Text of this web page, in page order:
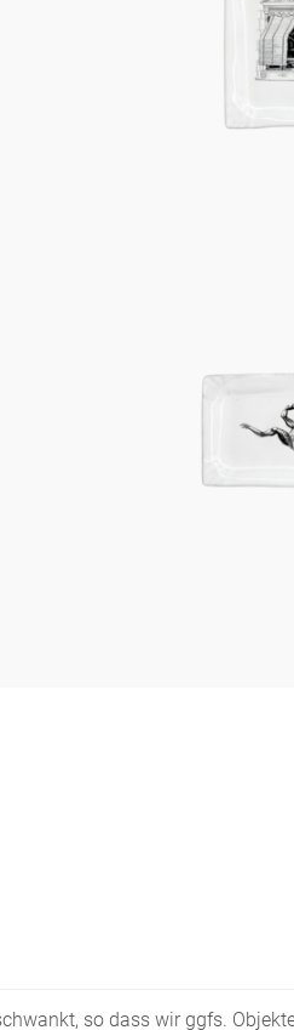
so dass wir ggfs.